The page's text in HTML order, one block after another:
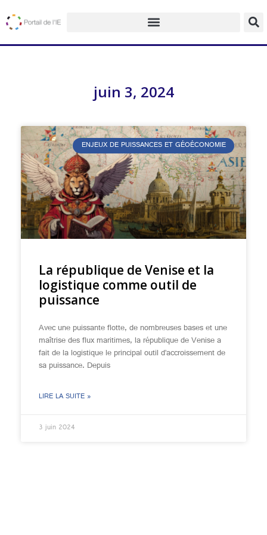
juin 3, 2024
ENJEUX DE PUISSANCES ET GÉOÉCONOMIE
La république de Venise et la
logistique comme outil de
puissance
Avec une puissante flotte, de nombreuses bases et une
maîtrise des flux maritimes, la république de Venise a
fait de la logistique le principal outil d’accroissement de
sa puissance. Depuis
LIRE LA SUITE »
3 juin 2024